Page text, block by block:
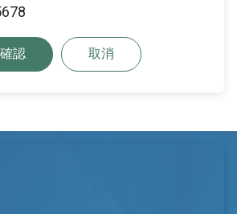
確認 取消